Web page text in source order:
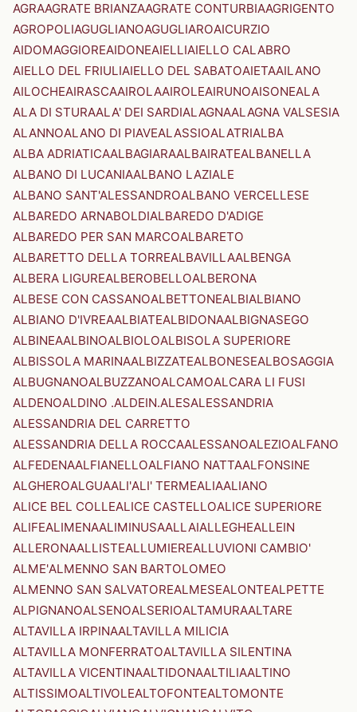
AGRAAGRATE BRIANZAAGRATE CONTURBIAAGRIGENTO
AGROPOLIAGUGLIANOAGUGLIAROAICURZIO
AIDOMAGGIOREAIDONEAIELLIAIELLO CALABRO
AIELLO DEL FRIULIAIELLO DEL SABATOAIETAAILANO
AILOCHEAIRASCAAIROLAAIROLEAIRUNOAISONEALA
ALA DI STURAALA' DEI SARDIALAGNAALAGNA VALSESIA
ALANNOALANO DI PIAVEALASSIOALATRIALBA
ALBA ADRIATICAALBAGIARAALBAIRATEALBANELLA
ALBANO DI LUCANIAALBANO LAZIALE
ALBANO SANT'ALESSANDROALBANO VERCELLESE
ALBAREDO ARNABOLDIALBAREDO D'ADIGE
ALBAREDO PER SAN MARCOALBARETO
ALBARETTO DELLA TORREALBAVILLAALBENGA
ALBERA LIGUREALBEROBELLOALBERONA
ALBESE CON CASSANOALBETTONEALBIALBIANO
ALBIANO D'IVREAALBIATEALBIDONAALBIGNASEGO
ALBINEAALBINOALBIOLOALBISOLA SUPERIORE
ALBISSOLA MARINAALBIZZATEALBONESEALBOSAGGIA
ALBUGNANOALBUZZANOALCAMOALCARA LI FUSI
ALDENOALDINO .ALDEIN.ALESALESSANDRIA
ALESSANDRIA DEL CARRETTO
ALESSANDRIA DELLA ROCCAALESSANOALEZIOALFANO
ALFEDENAALFIANELLOALFIANO NATTAALFONSINE
ALGHEROALGUAALI'ALI' TERMEALIAALIANO
ALICE BEL COLLEALICE CASTELLOALICE SUPERIORE
ALIFEALIMENAALIMINUSAALLAIALLEGHEALLEIN
ALLERONAALLISTEALLUMIEREALLUVIONI CAMBIO'
ALME'ALMENNO SAN BARTOLOMEO
ALMENNO SAN SALVATOREALMESEALONTEALPETTE
ALPIGNANOALSENOALSERIOALTAMURAALTARE
ALTAVILLA IRPINAALTAVILLA MILICIA
ALTAVILLA MONFERRATOALTAVILLA SILENTINA
ALTAVILLA VICENTINAALTIDONAALTILIAALTINO
ALTISSIMOALTIVOLEALTOFONTEALTOMONTE